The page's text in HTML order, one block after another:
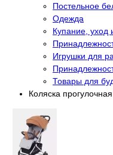
Постельное
Одежда
Купание, уход
Игрушки для
Товары для
Коляска